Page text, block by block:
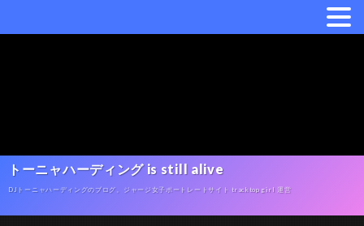
トーニャハーディング is still alive
DJトーニャハーディングのブログ。ジャージ女子ポートレートサイト tracktop girl 運営